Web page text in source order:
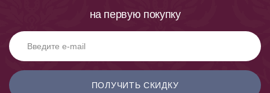
на первую покупку
ПОЛУЧИТЬ СКИДКУ